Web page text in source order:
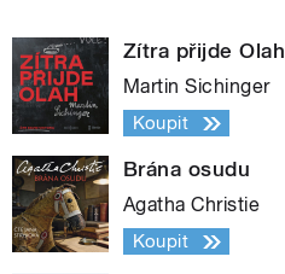
Zítra přijde Olah
Martin Sichinger
Koupit
Brána osudu
Agatha Christie
Koupit